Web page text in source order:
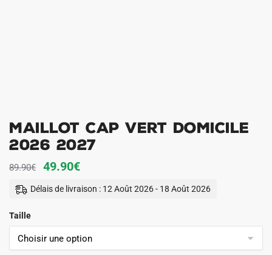
Maillot Cap Vert Domicile
2026 2027
89.90€
Le
prix
89.90€.
49.90€Le
prix
49.90€.
Délais de livraison : 12 Août 2026 - 18 Août 2026
Taille